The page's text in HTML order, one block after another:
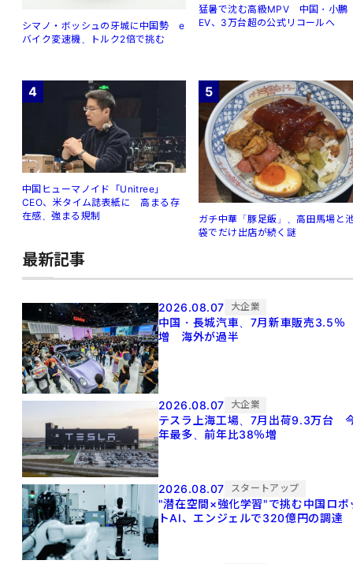
シマノ・ボッシュの牙城に中国勢 e
バイク変速機、トルク2倍で挑む
猛暑で沈む高級MPV 中国・小鵬
EV、3万台超の公式リコールへ
4
中国ヒューマノイド「Unitree」
CEO、米タイム誌表紙に 高まる存
在感、強まる規制
5
ガチ中華「豚足飯」、高田馬場と
袋でだけ出店が続く謎
最新記事
2026.08.07 大企業
中国・長城汽車、7月新車販売3.5％
増 海外が過半
2026.08.07 大企業
テスラ上海工場、7月出荷9.3万台
年最多、前年比38％増
2026.08.07 スタートアップ
"潜在空間×強化学習"で挑む中国ロボ
トAI、エンジェルで320億円の調達